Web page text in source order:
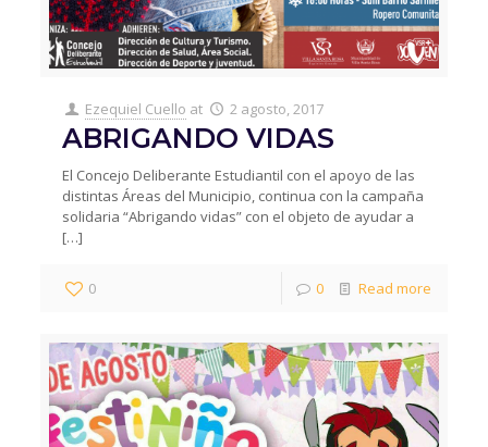
Ezequiel Cuello at 2 agosto, 2017
ABRIGANDO VIDAS
El Concejo Deliberante Estudiantil con el apoyo de las
distintas Áreas del Municipio, continua con la campaña
solidaria “Abrigando vidas” con el objeto de ayudar a
[…]
0 0 Read more